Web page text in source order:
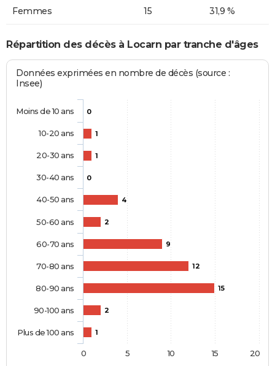
Femmes 15 31,9 %
Répartition des décès à Locarn par tranche d'âges
Données exprimées en nombre de décès (source :
Insee)
0
1
1
0
4
2
9
12
15
2
1
Moins de 10 ans
10-20 ans
20-30 ans
30-40 ans
40-50 ans
50-60 ans
60-70 ans
70-80 ans
80-90 ans
90-100 ans
Plus de 100 ans
0 5 10 15 20